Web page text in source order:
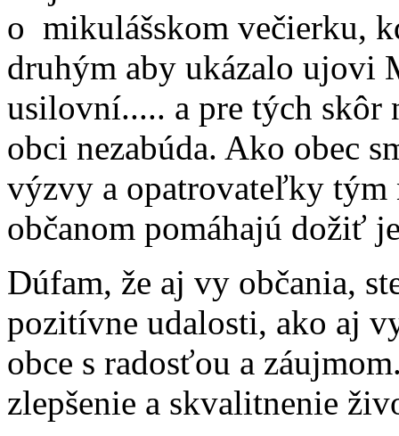
o mikulášskom večierku,
druhým aby ukázalo ujovi
usilovní..... a pre tých skôr
obci nezabúda. Ako obec
výzvy a opatrovateľky tým
občanom pomáhajú dožiť
Dúfam, že aj vy občania,
pozitívne udalosti, ako aj
obce s radosťou a
zlepšenie a skvalitnenie